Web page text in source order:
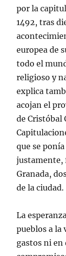
por la
1492, tras
europea de
todo el
religioso y
explica
acojan el
de Cristóbal
que se
justamente,
Granada,
de la ciudad.
La
pueblos a la
gastos ni